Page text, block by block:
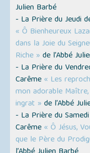
Julien Barbé
- La Prière du Jeudi
« Ô Bienheureux
dans la Joie du
Riche » de l’Abbé
- La Prière du
Carême « Les
mon adorable
ingrat » de l’Abbé
- La Prière du
Carême « Ô Jésus,
que le Père du